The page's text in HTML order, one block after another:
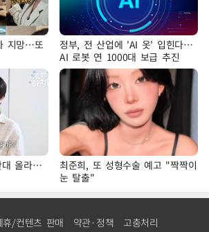
지망…또
정부, 전 산업에 'AI 옷' 입힌다…
AI 로봇 연 1000대 보급 추진
대 올라…
최준희, 또 성형수술 예고 "짝짝이
눈 탈출"
휴/컨텐츠 판매 약관·정책 고충처리